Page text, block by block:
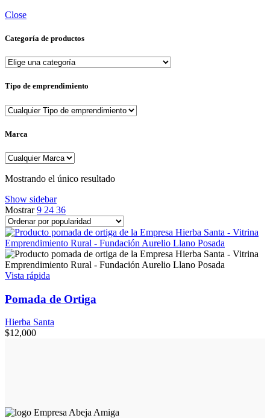
Close
Categoría de productos
Tipo de emprendimiento
Marca
Mostrando el único resultado
Show sidebar
Mostrar9 24 36
Vista rápida
Pomada de Ortiga
Hierba Santa
$12,000